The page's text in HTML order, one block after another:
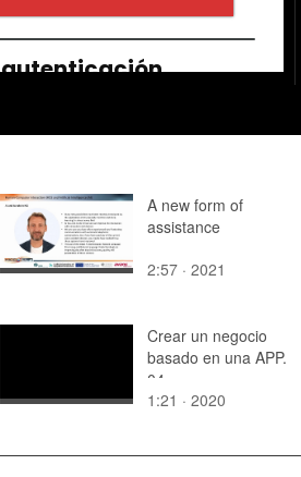
A new form of
assistance
2:57 · 2021
Crear un negocio
basado en una APP.
04
1:21 · 2020